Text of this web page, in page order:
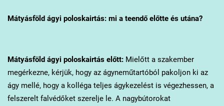
Mátyásföldágyi poloskairtás: mi a teendő előtte és utána?
Mátyásföldágyi poloskairtás előtt:Mielőtt a szakember
megérkezne, kérjük, hogy az ágyneműtartóból pakoljon ki az
ágy mellé, hogy a kolléga teljes ágykezelést is végezhessen, a
felszerelt falvédőket szerelje le. A nagybútorokat